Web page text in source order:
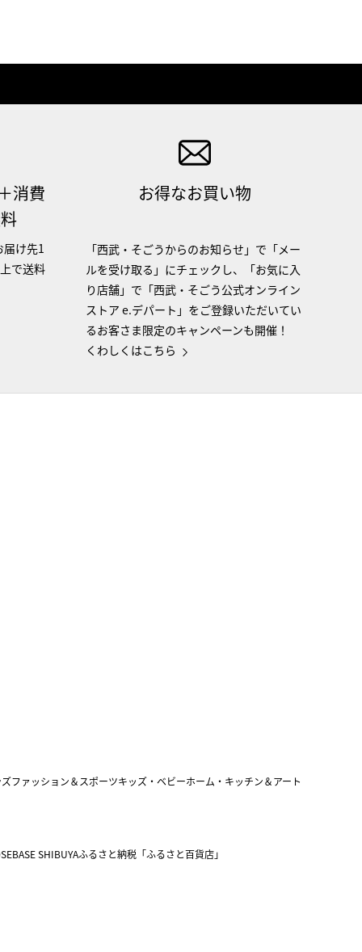
消費
届け先1
で送料
お得なお買い物
「西武・そごうからのお知らせ」で「メー
ルを受け取る」にチェックし、「お気に入
り店舗」で「西武・そごう公式オンライン
ストア e.デパート」をご登録いただいてい
るお客さま限定のキャンペーンも開催！
くわしくはこちら
ファッション＆スポーツキッズ・ベビーホーム・キッチン＆アート
SHIBUYAふるさと納税「ふるさと百貨店」